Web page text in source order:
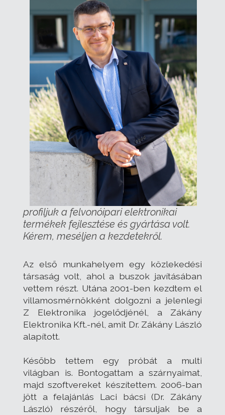
profiljuk a felvonóipari elektronikai
termékek fejlesztése és gyártása volt.
Kérem, meséljen a kezdetekről.
Az első munkahelyem egy közlekedési
társaság volt, ahol a buszok javításában
vettem részt. Utána 2001-ben kezdtem el
villamosmérnökként dolgozni a jelenlegi
Z Elektronika jogelődjénél, a Zákány
Elektronika Kft.-nél, amit Dr. Zákány László
alapított.
Később tettem egy próbát a multi
világban is. Bontogattam a szárnyaimat,
majd szoftvereket készítettem. 2006-ban
jött a felajánlás Laci bácsi (Dr. Zákány
László) részéről, hogy társuljak be a